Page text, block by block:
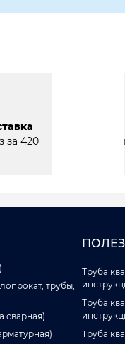
за 420
трубы,
сварная)
Труба
Труба
Труба